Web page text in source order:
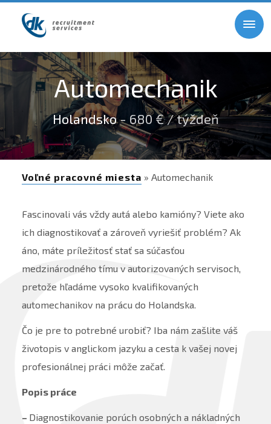
Automechanik
Holandsko- 680 € / týždeň
Voľné pracovné miesta » Automechanik
Fascinovali vás vždy autá alebo kamióny? Viete ako
ich diagnostikovať a zároveň vyriešiť problém? Ak
áno, máte príležitosť stať sa súčasťou
medzinárodného tímu v autorizovaných servisoch,
pretože hľadáme vysoko kvalifikovaných
automechanikov na prácu do Holandska.
Čo je pre to potrebné urobiť? Iba nám zašlite váš
životopis v anglickom jazyku a cesta k vašej novej
profesionálnej práci môže začať.
Popis práce
– Diagnostikovanie porúch osobných a nákladných